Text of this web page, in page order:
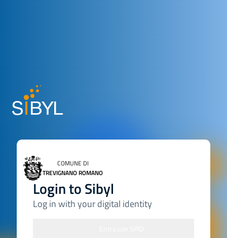
COMUNE DI
TREVIGNANO ROMANO
Login to Sibyl
Log in with your digital identity